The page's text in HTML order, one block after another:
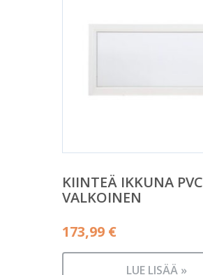
KIINTEÄ IKKUNA PVC
VALKOINEN
173,99 €
LUE LISÄÄ »